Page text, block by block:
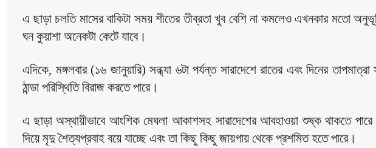
এ ছাড়া চলতি মাসের বাকিটা সময় শীতের তীব্রতা খুব বেশি না কমলেও এখনকার মতো
ঘন কুয়াশা অনেকটা কেটে যাবে।
এদিকে, মঙ্গলবার (১৬ জানুয়ারি) সন্ধ্যা ৬টা পর্যন্ত সারাদেশে রাতের এবং দিনের
ঠান্ডা পরিস্থিতি বিরাজ করতে পারে।
এ ছাড়া অস্থায়ীভাবে আংশিক মেঘলা আকাশসহ সারাদেশের আবহাওয়া শুষ্ক থাকতে
দিয়ে মৃদু শৈত্যপ্রবাহ বয়ে যাচ্ছে এবং তা কিছু কিছু জায়গায় থেকে প্রশমিত হতে পারে।